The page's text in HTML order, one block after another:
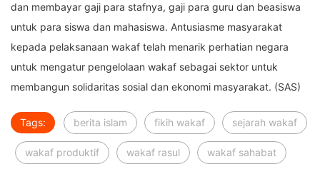
dan membayar gaji para stafnya, gaji para guru dan beasiswa
untuk para siswa dan mahasiswa. Antusiasme masyarakat
kepada pelaksanaan wakaf telah menarik perhatian negara
untuk mengatur pengelolaan wakaf sebagai sektor untuk
membangun solidaritas sosial dan ekonomi masyarakat. (SAS)
Tags: berita islam fikih wakaf sejarah wakaf
wakaf produktif wakaf rasul wakaf sahabat